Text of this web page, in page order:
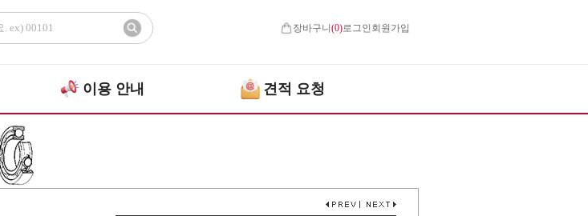
장바구니(0)로그인 회원가입
이용 안내 견적 요청